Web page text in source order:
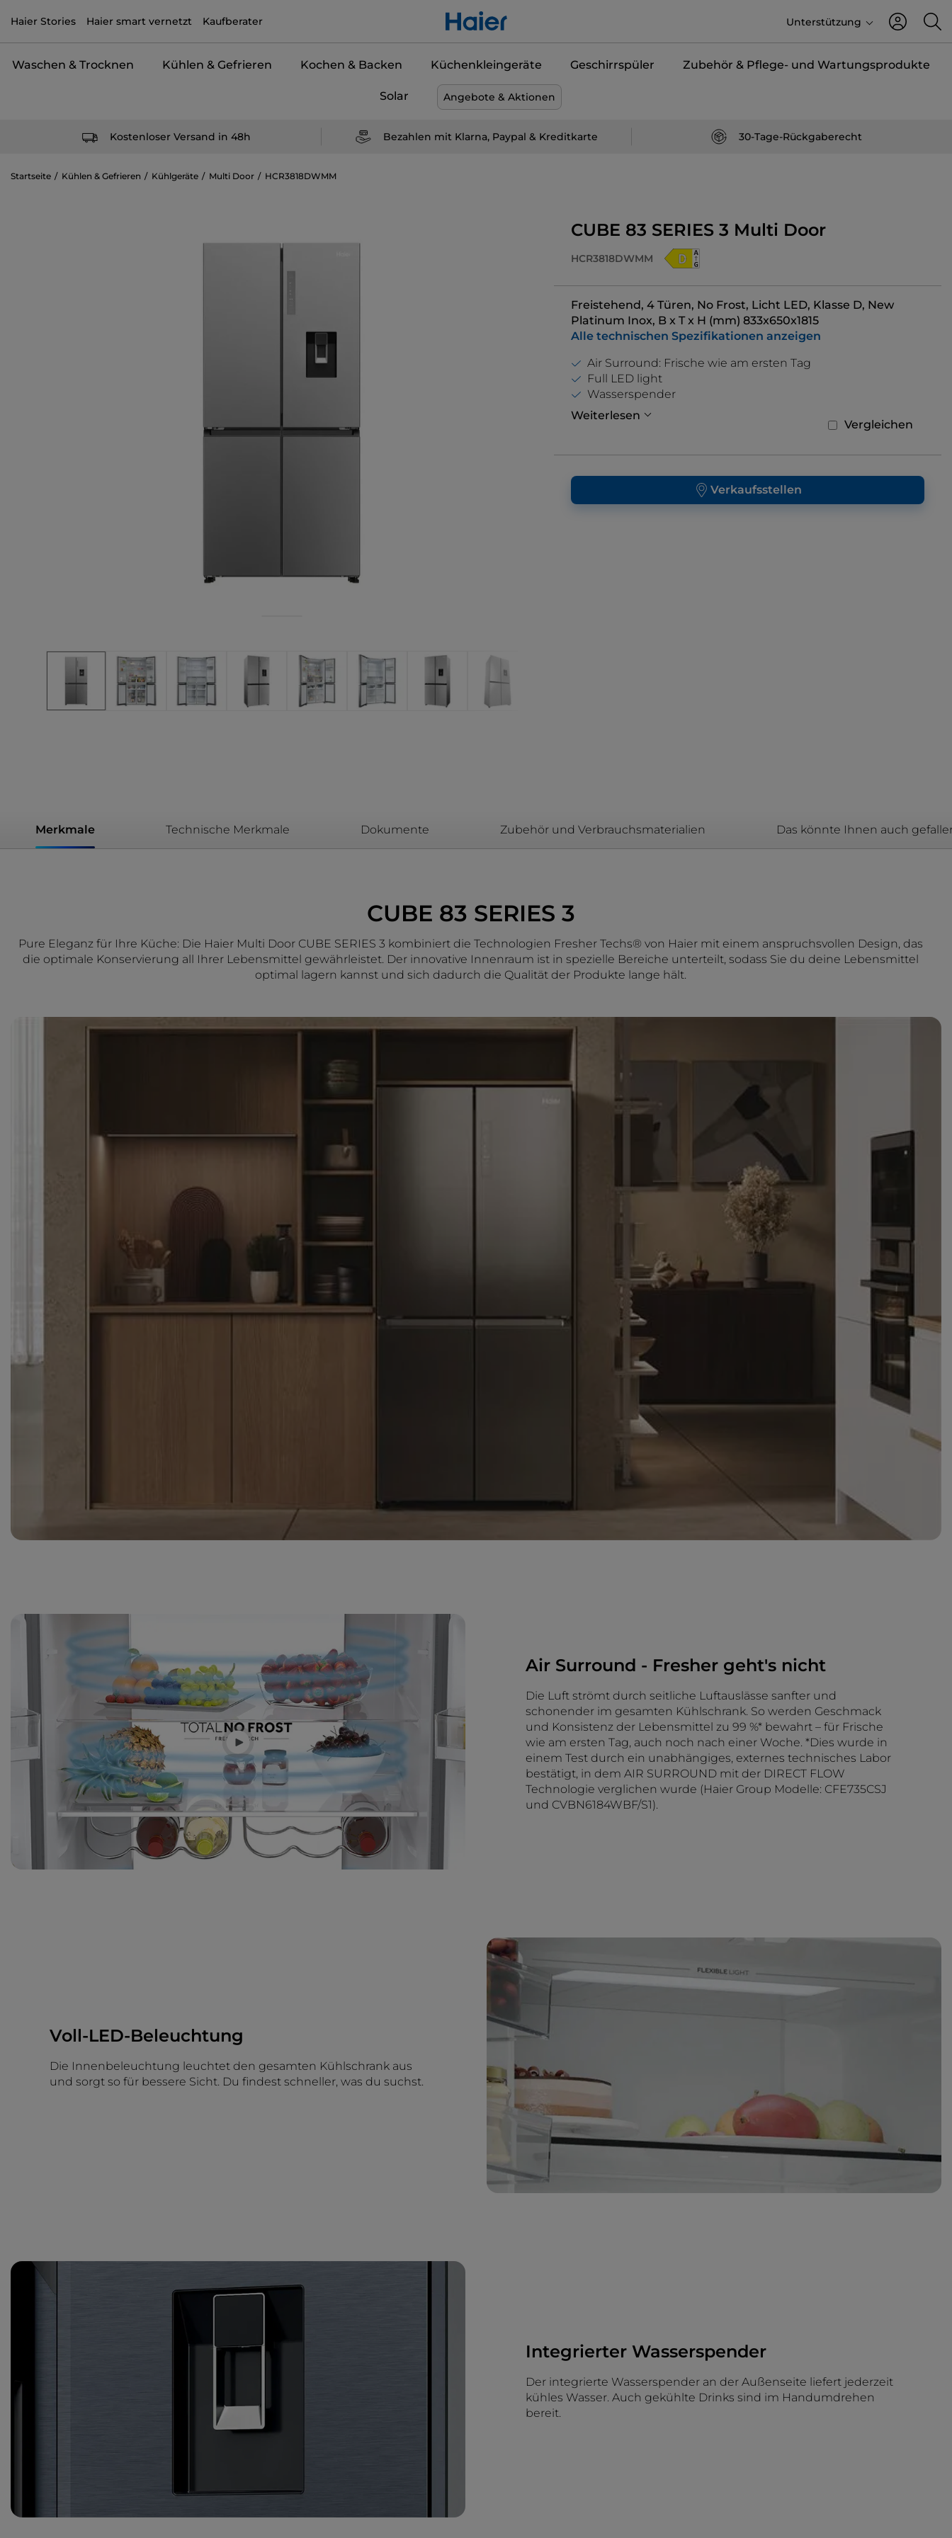
Haier Stories Haier smart vernetzt Kaufberater Unterstützung
Waschen & Trocknen Kühlen & Gefrieren Kochen & Backen Küchenkleingeräte Geschirrspüler Zubehör & Pflege- und Wartungsprodukte
Solar Angebote & Aktionen
Kostenloser Versand in 48h Bezahlen mit Klarna, Paypal & Kreditkarte 30-Tage-Rückgaberecht
Startseite Kühlen & Gefrieren Kühlgeräte Multi Door HCR3818DWMM
CUBE 83 SERIES 3 Multi Door
HCR3818DWMM
Freistehend, 4 Türen, No Frost, Licht LED, Klasse D, New
Platinum Inox, B x T x H (mm) 833x650x1815
Alle technischen Spezifikationen anzeigen
Vergleichen
Air Surround: Frische wie am ersten Tag
Full LED light
Wasserspender
Weiterlesen
Verkaufsstellen
Merkmale Technische Merkmale Dokumente Zubehör und Verbrauchsmaterialien Das könnte Ihnen auch
CUBE 83 SERIES 3
Pure Eleganz für Ihre Küche: Die Haier Multi Door CUBE SERIES 3 kombiniert die Technologien Fresher Techs® von Haier mit einem anspruchsvollen Design, das
die optimale Konservierung all Ihrer Lebensmittel gewährleistet. Der innovative Innenraum ist in spezielle Bereiche unterteilt, sodass Sie du deine Lebensmittel
optimal lagern kannst und sich dadurch die Qualität der Produkte lange hält.
Air Surround - Fresher geht's nicht
Die Luft strömt durch seitliche Luftauslässe sanfter und
schonender im gesamten Kühlschrank. So werden Geschmack
und Konsistenz der Lebensmittel zu 99 %* bewahrt – für Frische
wie am ersten Tag, auch noch nach einer Woche. *Dies wurde in
einem Test durch ein unabhängiges, externes technisches Labor
bestätigt, in dem AIR SURROUND mit der DIRECT FLOW
Technologie verglichen wurde (Haier Group Modelle: CFE735CSJ
und CVBN6184WBF/S1).
Voll-LED-Beleuchtung
Die Innenbeleuchtung leuchtet den gesamten Kühlschrank aus
und sorgt so für bessere Sicht. Du findest schneller, was du suchst.
Integrierter Wasserspender
Der integrierte Wasserspender an der Außenseite liefert jederzeit
kühles Wasser. Auch gekühlte Drinks sind im Handumdrehen
bereit.